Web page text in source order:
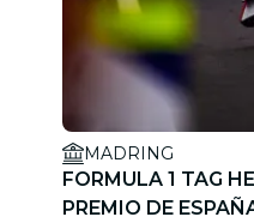
MADRING
FORMULA 1 TAG
PREMIO DE